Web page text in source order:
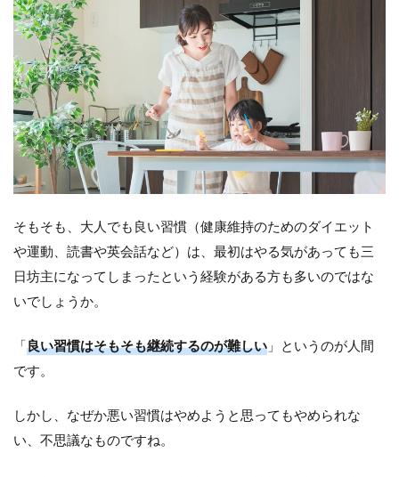
ンの
中に
学習
習慣
を取
り入
れる
1.3
毎日
同じ
タイ
グで
勉強
時間
を取
れる
1.4
に向
るよ
そもそも、大人でも良い習慣（健康維持のためのダイエット
や運動、読書や英会話など）は、最初はやる気があっても三
日坊主になってしまったという経験がある方も多いのではな
いでしょうか。
「良い習慣はそもそも継続するのが難しい 」というのが人間
です。
しかし、なぜか悪い習慣はやめようと思ってもやめられな
い、不思議なものですね。